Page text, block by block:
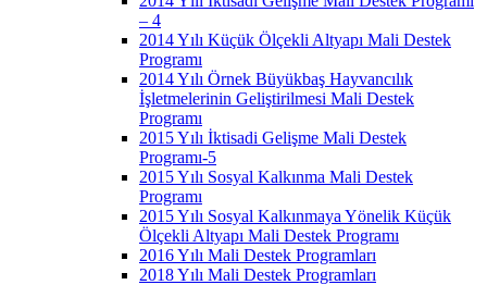
– 4
2014 Yılı Küçük Ölçekli Altyapı Mali Destek
Programı
2014 Yılı Örnek Büyükbaş Hayvancılık
İşletmelerinin Geliştirilmesi Mali Destek
Programı
2015 Yılı İktisadi Gelişme Mali Destek
Programı-5
2015 Yılı Sosyal Kalkınma Mali Destek
Programı
2015 Yılı Sosyal Kalkınmaya Yönelik Küçük
Ölçekli Altyapı Mali Destek Programı
2016 Yılı Mali Destek Programları
2018 Yılı Mali Destek Programları